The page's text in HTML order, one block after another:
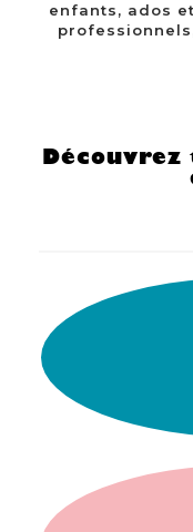
enfants, ados